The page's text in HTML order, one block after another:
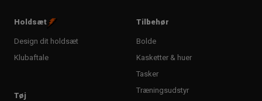
Holdsæt
Design dit holdsæt
Klubaftale
Tøj
Tilbehør
Bolde
Kasketter & huer
Tasker
Træningsudstyr